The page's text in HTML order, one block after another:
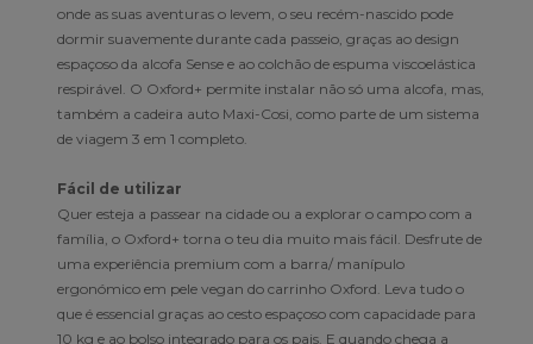
onde as suas aventuras o levem, o seu recém-nascido pode
dormir suavemente durante cada passeio, graças ao design
espaçoso da alcofa Sense e ao colchão de espuma viscoelástica
respirável. O Oxford+ permite instalar não só uma alcofa, mas,
também a cadeira auto Maxi-Cosi, como parte de um sistema
de viagem 3 em 1 completo.
Fácil de utilizar
Quer esteja a passear na cidade ou a explorar o campo com a
família, o Oxford+ torna o teu dia muito mais fácil. Desfrute de
uma experiência premium com a barra/ manípulo
ergonómico em pele vegan do carrinho Oxford. Leva tudo o
que é essencial graças ao cesto espaçoso com capacidade para
10 kg e ao bolso integrado para os pais. E quando chega a